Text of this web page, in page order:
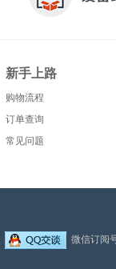
新手上路
购物流程
订单查询
常见问题
微信订阅